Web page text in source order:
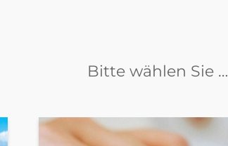
Bitte wählen Sie …